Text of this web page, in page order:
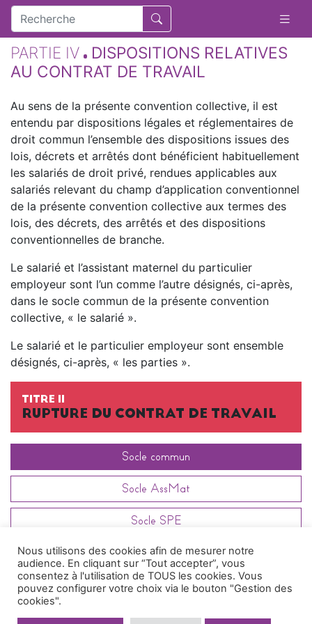
PARTIE IV
DISPOSITIONS RELATIVES
AU CONTRAT DE TRAVAIL
Au sens de la présente convention collective, il est
entendu par dispositions légales et réglementaires de
droit commun l’ensemble des dispositions issues des
lois, décrets et arrêtés dont bénéficient habituellement
les salariés de droit privé, rendues applicables aux
salariés relevant du champ d’application conventionnel
de la présente convention collective aux termes des
lois, des décrets, des arrêtés et des dispositions
conventionnelles de branche.
Le salarié et l’assistant maternel du particulier
employeur sont l’un comme l’autre désignés, ci-après,
dans le socle commun de la présente convention
collective, « le salarié ».
Le salarié et le particulier employeur sont ensemble
désignés, ci-après, « les parties ».
TITRE II
RUPTURE DU CONTRAT DE TRAVAIL
Socle commun
Socle AssMat
Socle SPE
Article161.4
Nous utilisons des cookies afin de mesurer notre
audience. En cliquant sur “Tout accepter”, vous
consentez à l'utilisation de TOUS les cookies. Vous
pouvez configurer votre choix via le bouton "Gestion des
cookies".